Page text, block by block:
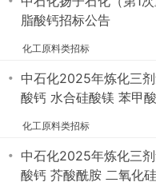
脂酸钙招标公告
化工原料类招标
・ 中石化2025年炼化三
酸钙 水合硅酸镁 苯甲
化工原料类招标
・ 中石化2025年炼化三
酸钙 芥酸酰胺 二氧化